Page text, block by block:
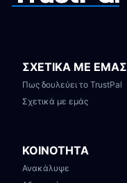
ΣΧΕΤΙΚΑ ΜΕ ΕΜΑΣ
Πως δουλεύει το TrustPal
Σχετικά με εμάς
ΚΟΙΝΟΤΗΤΑ
Ανακάλυψε